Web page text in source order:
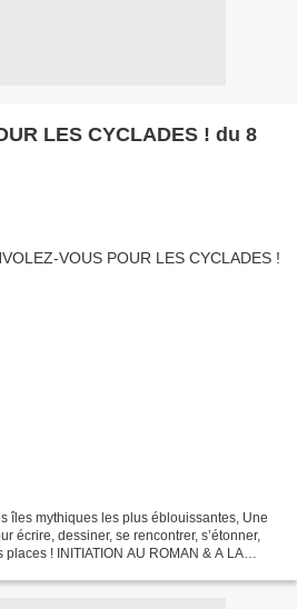
LES CYCLADES ! du 8
îles mythiques les plus éblouissantes, Une
écrire, dessiner, se rencontrer, s’étonner,
! INITIATION AU ROMAN & A LA